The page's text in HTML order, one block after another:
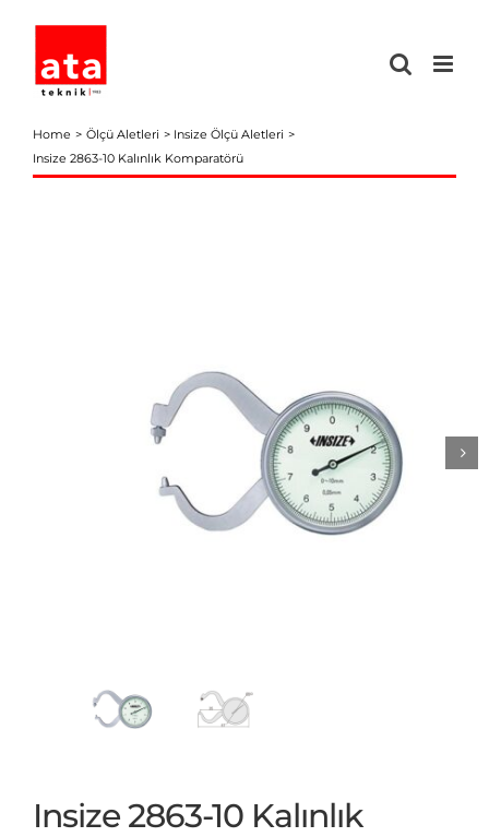
content
Home Ölçü Aletleri
Insize Ölçü Aletleri
Insize 2863-10 Kalınlık Komparatörü
Insize 2863-10 Kalınlık